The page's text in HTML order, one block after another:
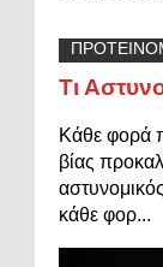
Τι
Κάθε φορά
βίας
κάθε φορ...